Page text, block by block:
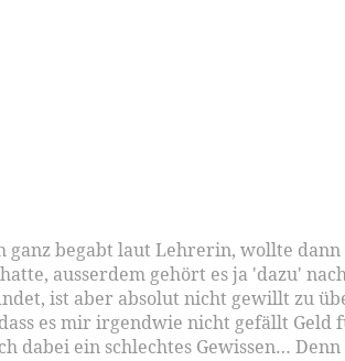
begabt laut Lehrerin, wollte
ausserdem gehört es ja 'dazu'
ist aber absolut nicht gewillt zu
es mir irgendwie nicht gefällt
dabei ein schlechtes Gewissen…